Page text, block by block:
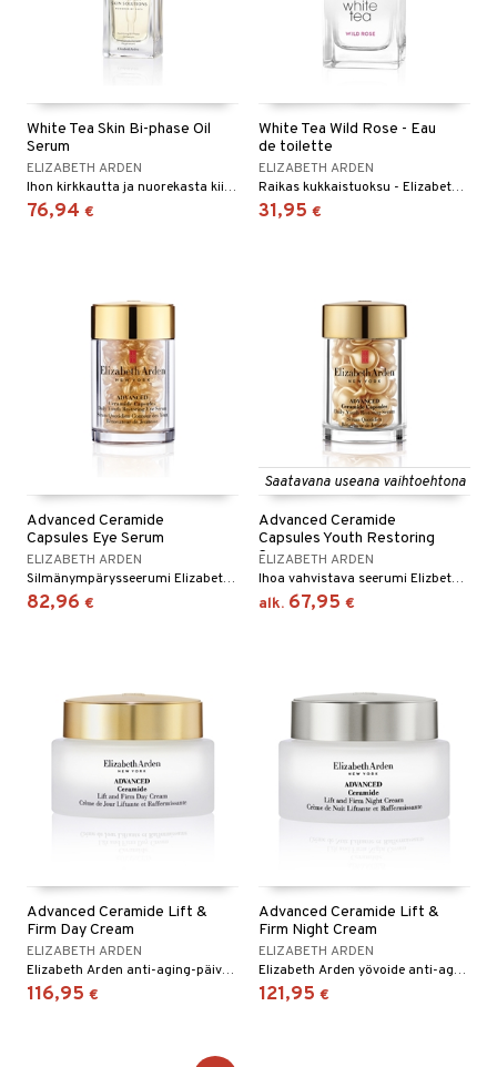
White Tea Skin Bi-phase Oil
Serum
ELIZABETH ARDEN
Ihon kirkkautta ja nuorekasta kiinteyttä jälleenrakentava kaksivaiheinen seerumi
76,94 €
White Tea Wild Rose - Eau
de toilette
ELIZABETH ARDEN
Raikas kukkaistuoksu - Elizabeth Arden
31,95 €
Advanced Ceramide
Capsules Eye Serum
ELIZABETH ARDEN
Silmänympärysseerumi Elizabeth Ardenilta
82,96 €
Saatavana useana vaihtoehtona
Advanced Ceramide
Capsules Youth Restoring
Serum
ELIZABETH ARDEN
Ihoa vahvistava seerumi Elizbeth Ardenilta
alk. 67,95 €
Advanced Ceramide Lift &
Firm Day Cream
ELIZABETH ARDEN
Elizabeth Arden anti-aging-päivävoide kohottavalla vaikutuksella
116,95 €
Advanced Ceramide Lift &
Firm Night Cream
ELIZABETH ARDEN
Elizabeth Arden yövoide anti-ageing-teholla
121,95 €